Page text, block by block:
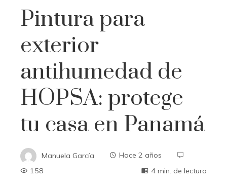
Pintura para
exterior
antihumedad de
HOPSA: protege
tu casa en Panamá
Manuela García
Hace 2 años
158
4 min. de lectura